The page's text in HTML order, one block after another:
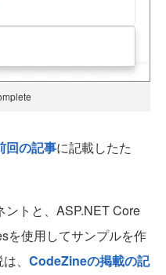
回の記事に記載したた
トと、ASP.NET Core
を使用してサンプルを作
、 CodeZineの掲載の記